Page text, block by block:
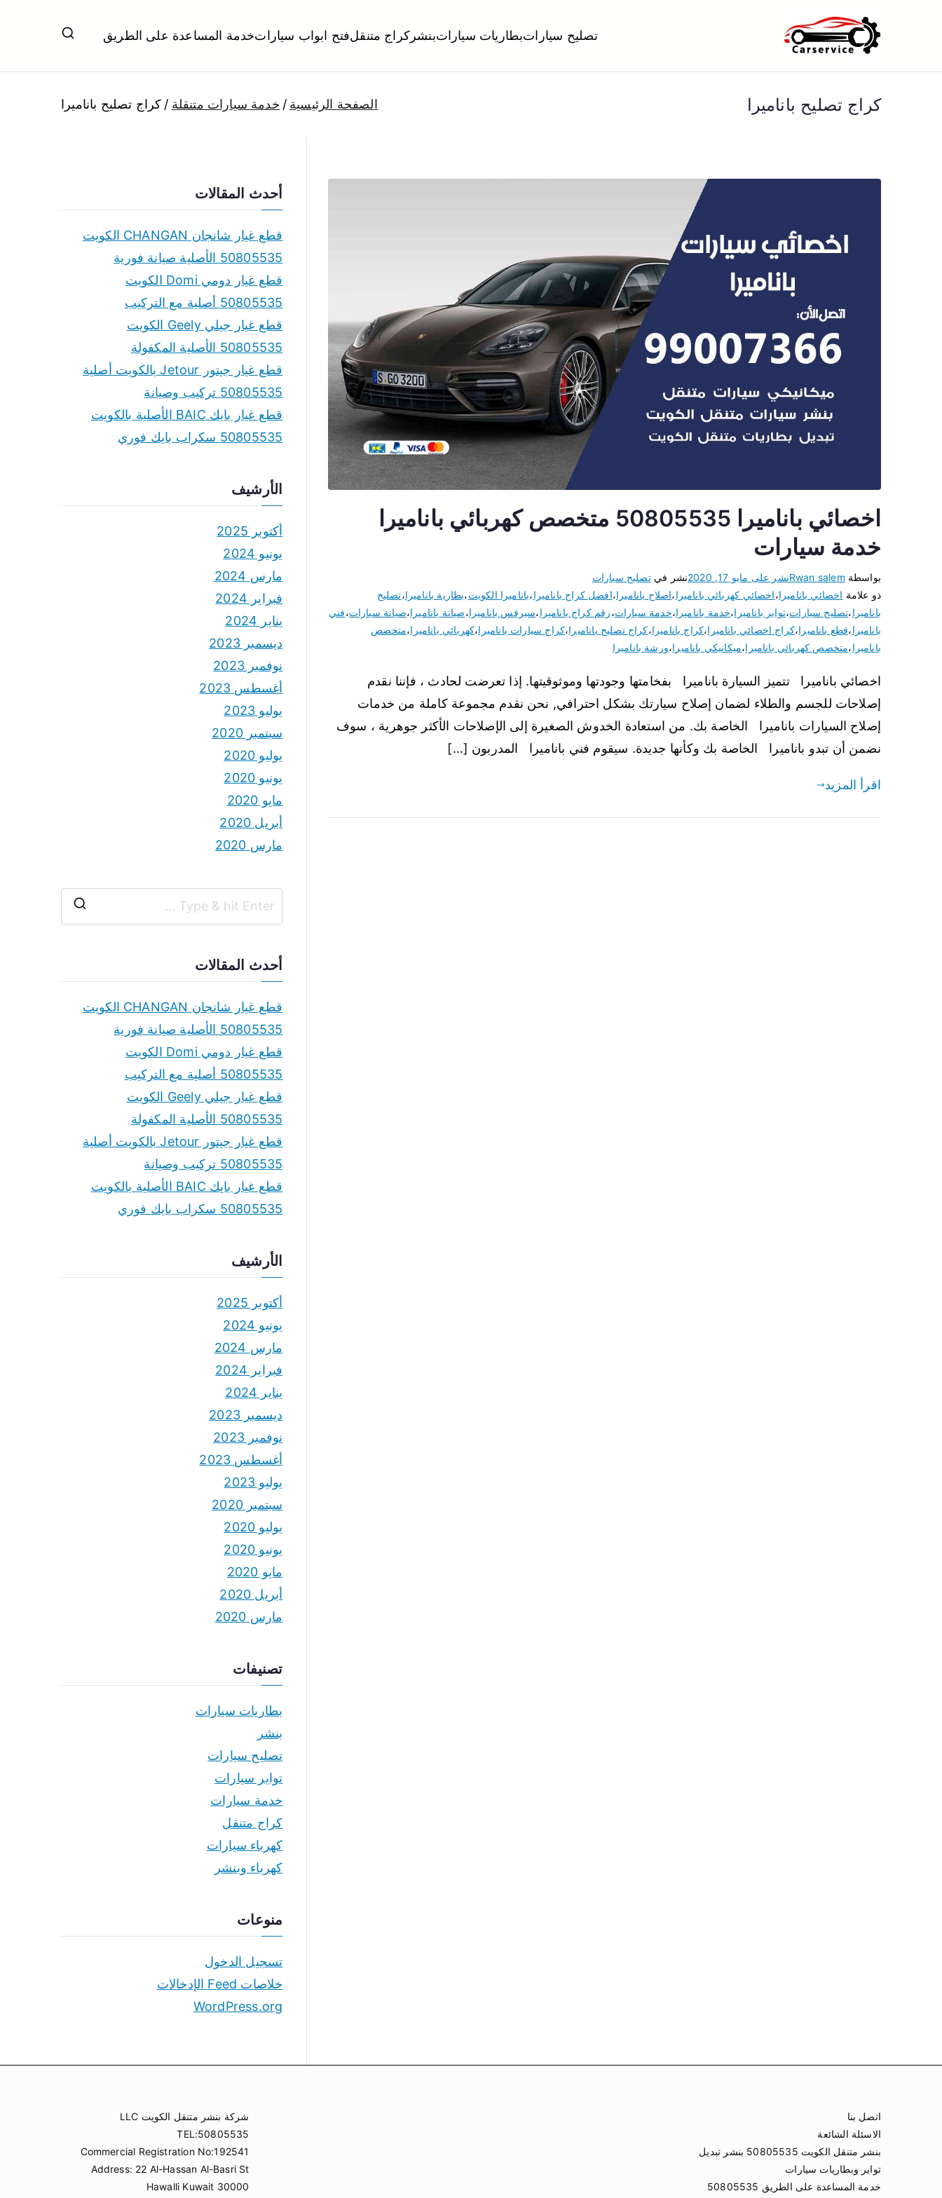
بنشر متنقل الكويت
بنشر متنقل الكويت كهرباء وبنشر تبديل تواير تواير اطارات عجلات تصليح وصيانة سيارات امام المنزل تبديل بطاريات بارخص الاسعار
تصليح سياراتبطاريات سياراتبنشر كراج متنقلفتح ابواب سياراتخدمة المساعدة على الطريق
كراج تصليح باناميرا الصفحة الرئيسية خدمة سيارات متنقلة كراج تصليح باناميرا
اخصائي باناميرا 50805535 متخصص كهربائي باناميرا
خدمة سيارات
بواسطة Rwan salemنشر على مايو 17, 2020 نشر فيتصليح سيارات
ذو علامة اخصائي باناميرا،اخصائي كهربائي باناميرا،اصلاح باناميرا،افضل كراج باناميرا،باناميرا الكويت،بطارية باناميرا،تصليح
باناميرا،تصليح سيارات،تواير باناميرا،خدمة باناميرا،خدمة سيارات،رقم كراج باناميرا،سيرفس باناميرا،صيانة باناميرا،صيانة سيارات،فني
باناميرا،قطع باناميرا،كراج اخصائي باناميرا،كراج باناميرا،كراج تصليح باناميرا،كراج سيارات باناميرا،كهربائي باناميرا،متخصص
باناميرا،متخصص كهربائي باناميرا،ميكانيكي باناميرا،ورشة باناميرا
اخصائي باناميرا تتميز السيارة باناميرا بفخامتها وجودتها وموثوقيتها. إذا تعرضت لحادث ، فإننا نقدم
إصلاحات للجسم والطلاء لضمان إصلاح سيارتك بشكل احترافي, نحن نقدم مجموعة كاملة من خدمات
إصلاح السيارات باناميرا الخاصة بك. من استعادة الخدوش الصغيرة إلى الإصلاحات الأكثر جوهرية ، سوف
نضمن أن تبدو باناميرا الخاصة بك وكأنها جديدة. سيقوم فني باناميرا المدربون […]
اقرأ المزيد
أحدث المقالات
قطع غيار شانجان CHANGAN الكويت
50805535 الأصلية صيانة فورية
قطع غيار دومي Domi الكويت
50805535 أصلية مع التركيب
قطع غيار جيلي Geely الكويت
50805535 الأصلية المكفولة
قطع غيار جيتور Jetour بالكويت أصلية
50805535 تركيب وصيانة
قطع غيار بايك BAIC الأصلية بالكويت
50805535 سكراب بايك فوري
الأرشيف
أكتوبر 2025
يونيو 2024
مارس 2024
فبراير 2024
يناير 2024
ديسمبر 2023
نوفمبر 2023
أغسطس 2023
يوليو 2023
سبتمبر 2020
يوليو 2020
يونيو 2020
مايو 2020
أبريل 2020
مارس 2020
r
أحدث المقالات
قطع غيار شانجان CHANGAN الكويت
50805535 الأصلية صيانة فورية
قطع غيار دومي Domi الكويت
50805535 أصلية مع التركيب
قطع غيار جيلي Geely الكويت
50805535 الأصلية المكفولة
قطع غيار جيتور Jetour بالكويت أصلية
50805535 تركيب وصيانة
قطع غيار بايك BAIC الأصلية بالكويت
50805535 سكراب بايك فوري
الأرشيف
أكتوبر 2025
يونيو 2024
مارس 2024
فبراير 2024
يناير 2024
ديسمبر 2023
نوفمبر 2023
أغسطس 2023
يوليو 2023
سبتمبر 2020
يوليو 2020
يونيو 2020
مايو 2020
أبريل 2020
مارس 2020
تصنيفات
بطاريات سيارات
بنشر
تصليح سيارات
تواير سيارات
خدمة سيارات
كراج متنقل
كهرباء سيارات
كهرباء وبنشر
منوعات
تسجيل الدخول
خلاصات Feed الإدخالات
WordPress.org
اتصل بنا
الاسئلة الشائعة
بنشر متنقل الكويت 50805535 بنشر تبديل
تواير وبطاريات سيارات
خدمة المساعدة على الطريق 50805535
شركة بنشر متنقل الكويت LLC
TEL:50805535
Commercial Registration No:192541
Address: 22 Al-Hassan Al-Basri St
Hawalli Kuwait 30000